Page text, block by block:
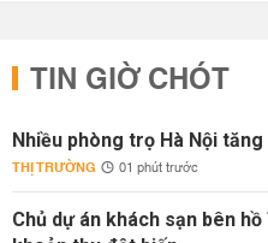
TIN GIỜ CHÓT
Nhiều phòng trọ Hà Nội tăng
THỊ TRƯỜNG 01 phút trước
Chủ dự án khách sạn bên